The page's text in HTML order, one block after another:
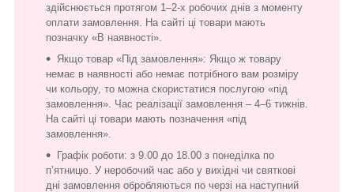
здійснюється протягом 1–2-х робочих днів з моменту
оплати замовлення. На сайті ці товари мають
позначку «В наявності».
Якщо товар «Під замовлення»: Якщо ж товару
немає в наявності або немає потрібного вам розміру
чи кольору, то можна скористатися послугою «під
замовлення». Час реалізації замовлення – 4–6 тижнів.
На сайті ці товари мають позначення «під
замовлення».
Графік роботи: з 9.00 до 18.00 з понеділка по
п’ятницю. У неробочий час або у вихідні чи святкові
дні замовлення обробляються по черзі на наступний